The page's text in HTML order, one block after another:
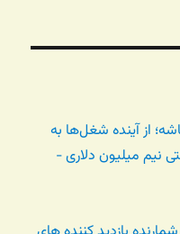
روشن باشه؛ از آینده شغل‌ها به
نیم میلیون دلاری -